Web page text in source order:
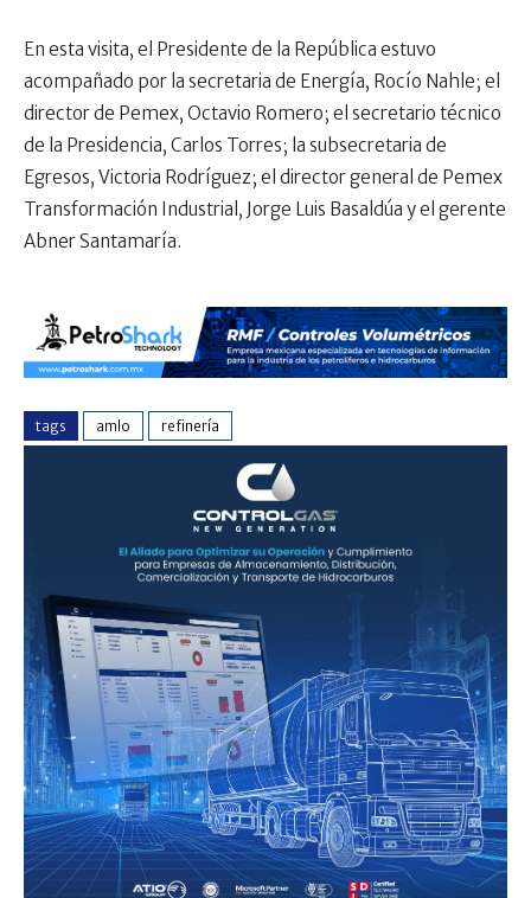
En esta visita, el Presidente de la República estuvo
acompañado por la secretaria de Energía, Rocío Nahle; el
director de Pemex, Octavio Romero; el secretario técnico
de la Presidencia, Carlos Torres; la subsecretaria de
Egresos, Victoria Rodríguez; el director general de Pemex
Transformación Industrial, Jorge Luis Basaldúa y el gerente
Abner Santamaría.
tags amlo refinería